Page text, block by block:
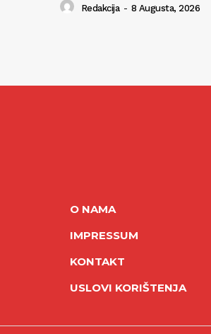
Redakcija - 8 Augusta, 2026
O NAMA
IMPRESSUM
KONTAKT
USLOVI KORIŠTENJA